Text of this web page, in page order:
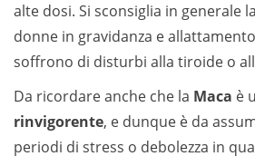
alte dosi. Si sconsiglia in generale
donne in gravidanza e
soffrono di disturbi alla tiroide o
Da ricordare anche che la Maca è
rinvigorente, e dunque è da
periodi di stress o debolezza in